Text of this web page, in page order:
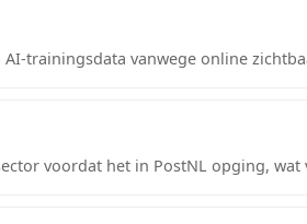
trainingsdata vanwege online
voordat het in PostNL opging,